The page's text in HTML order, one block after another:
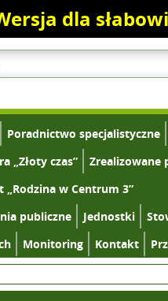
dla
Poradnictwo specjalistyczne
„Złoty czas”
Zrealizowane
„Rodzina w Centrum 3”
publiczne Jednostki
Monitoring Kontakt